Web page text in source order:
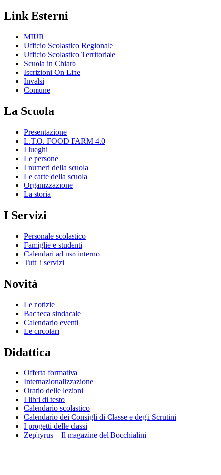
Link Esterni
MIUR
Ufficio Scolastico Regionale
Ufficio Scolastico Territoriale
Scuola in Chiaro
Iscrizioni On Line
Invalsi
Comune
La Scuola
Presentazione
L.T.O. FOOD FARM 4.0
I luoghi
Le persone
I numeri della scuola
Le carte della scuola
Organizzazione
La storia
I Servizi
Personale scolastico
Famiglie e studenti
Calendari ad uso interno
Tutti i servizi
Novità
Le notizie
Bacheca sindacale
Calendario eventi
Le circolari
Didattica
Offerta formativa
Internazionalizzazione
Orario delle lezioni
I libri di testo
Calendario scolastico
Calendario dei Consigli di Classe e degli Scrutini
I progetti delle classi
Zephyrus – Il magazine del Bocchialini